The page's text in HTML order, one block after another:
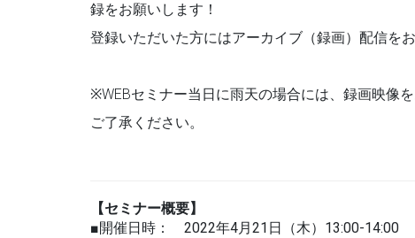
録をお願いします！
登録いただいた方にはアーカイブ（録画）配信をお
※WEBセミナー当日に雨天の場合には、録画映像
ご了承ください。
【セミナー概要】
■開催日時： 2022年4月21日（木）13:00-14:00